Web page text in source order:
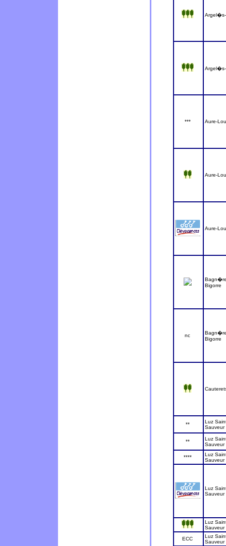
*** Aure-
Aure-
Aure-
Bigorre
nc
Bigorre
**
Luz
Sauveur
**
Luz
Sauveur
****
Luz
Sauveur
Luz
Sauveur
Luz
Sauveur
ECC
Luz
Sauveur